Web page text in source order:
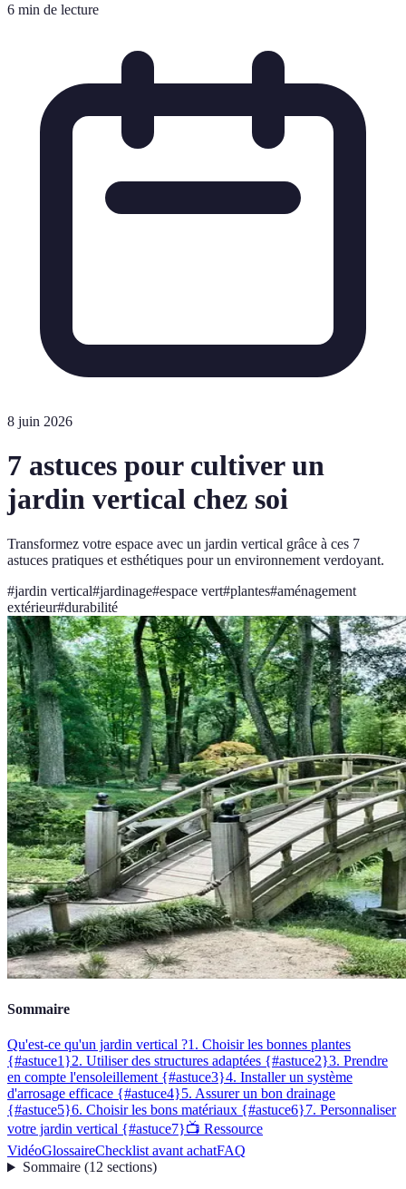
6 min de lecture
8 juin 2026
7 astuces pour cultiver un
jardin vertical chez soi
Transformez votre espace avec un jardin vertical grâce à ces 7
astuces pratiques et esthétiques pour un environnement verdoyant.
#jardin vertical#jardinage#espace vert#plantes#aménagement
extérieur#durabilité
Sommaire
Qu'est-ce qu'un jardin vertical ?1. Choisir les bonnes plantes
{#astuce1}2. Utiliser des structures adaptées {#astuce2}3. Prendre
en compte l'ensoleillement {#astuce3}4. Installer un système
d'arrosage efficace {#astuce4}5. Assurer un bon drainage
{#astuce5}6. Choisir les bons matériaux {#astuce6}7. Personnaliser
votre jardin vertical {#astuce7}📺 Ressource
VidéoGlossaireChecklist avant achatFAQ
Sommaire(12 sections)